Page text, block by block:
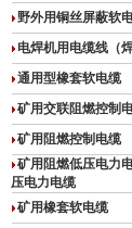
野外用铜丝屏蔽软
电焊机用电缆线（
通用型橡套软电缆
矿用交联阻燃控制
矿用阻燃控制电缆
矿用阻燃低压电力
压电力电缆
矿用橡套软电缆